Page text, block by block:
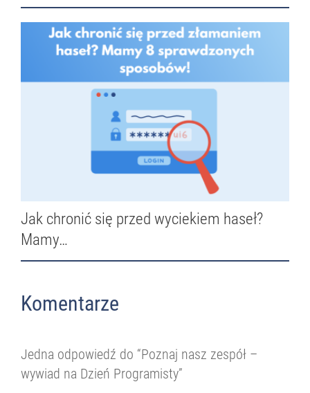
Jak chronić się przed wyciekiem haseł?
Mamy…
Komentarze
Jedna odpowiedź do “Poznaj nasz zespół –
wywiad na Dzień Programisty”